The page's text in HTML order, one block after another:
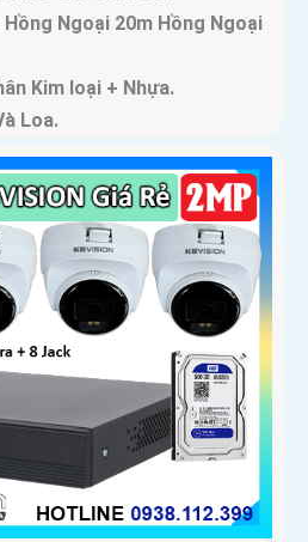
Hồng Ngoại 20m Hồng Ngoại
Kim loại + Nhựa.
Loa.